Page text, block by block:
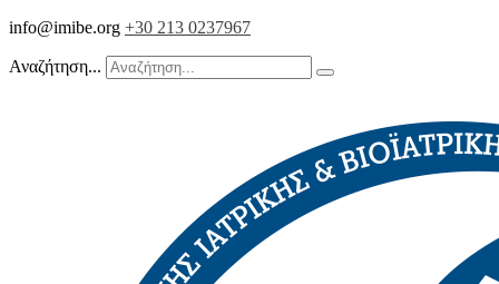
info@imibe.org +30 213 0237967
Αναζήτηση...